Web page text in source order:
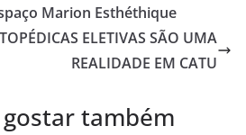
Marion Esthéthique
ELETIVAS SÃO UMA
REALIDADE EM CATU
também